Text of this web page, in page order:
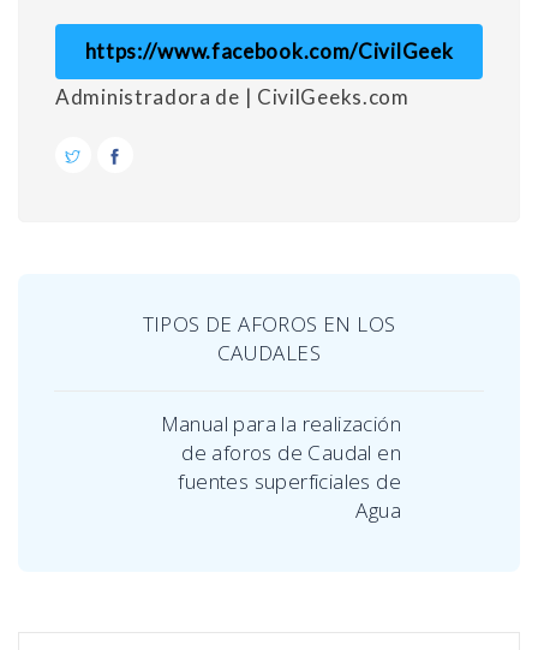
https://www.facebook.com/CivilGeek
Administradora de | CivilGeeks.com
TIPOS DE AFOROS EN LOS
CAUDALES
Manual para la realización
de aforos de Caudal en
fuentes superficiales de
Agua